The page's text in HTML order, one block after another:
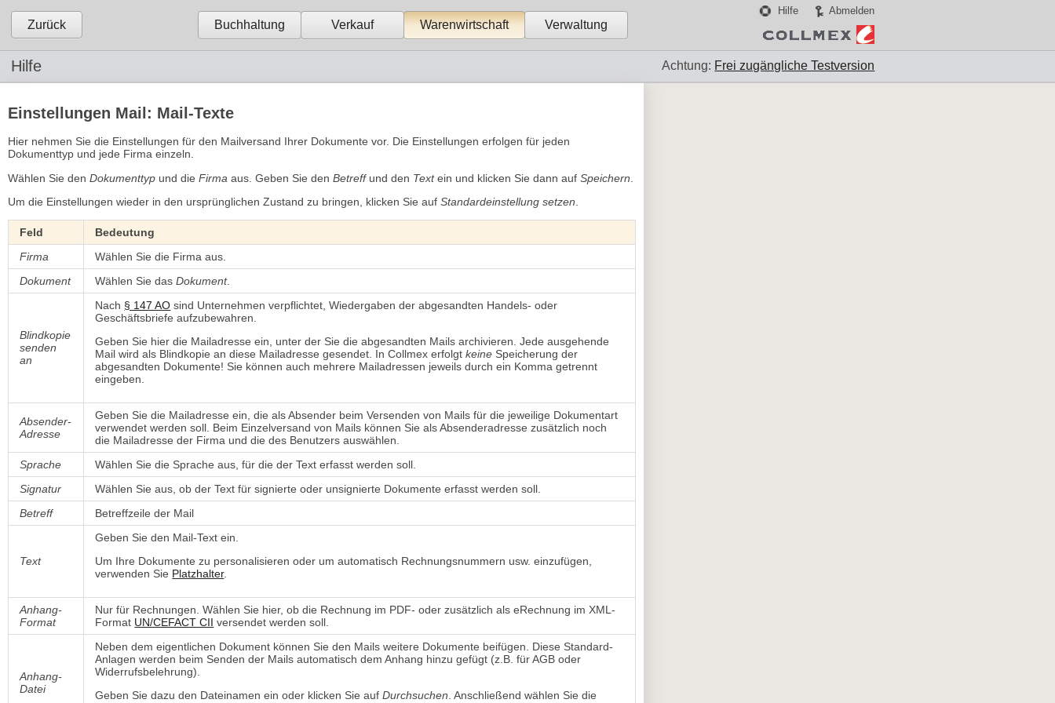
Zurück Buchhaltung Verkauf Warenwirtschaft Verwaltung
Hilfe Abmelden
Hilfe Achtung: Frei zugängliche Testversion
Einstellungen Mail: Mail-Texte
Hier nehmen Sie die Einstellungen für den Mailversand Ihrer Dokumente vor. Die Einstellungen erfolgen für jeden
Dokumenttyp und jede Firma einzeln.
Wählen Sie den Dokumenttyp und die Firma aus. Geben Sie den Betreffund den Textein und klicken Sie dann auf Speichern
Um die Einstellungen wieder in den ursprünglichen Zustand zu bringen, klicken Sie auf Standardeinstellung setzen.
Feld
Bedeutung
Firma
Wählen Sie die Firma aus.
Dokument
Wählen Sie dasDokument.
Blindkopie
senden
an
Nach § 147 AO sind Unternehmen verpflichtet, Wiedergaben der abgesandten Handels- oder
Geschäftsbriefe aufzubewahren.
Geben Sie hier die Mailadresse ein, unter der Sie die abgesandten Mails archivieren. Jede ausgehende
Mail wird als Blindkopie an diese Mailadresse gesendet. In Collmex erfolgtkeine Speicherung der
abgesandten Dokumente! Sie können auch mehrere Mailadressen jeweils durch ein Komma getrennt
eingeben.
Absender-
Adresse
Geben Sie die Mailadresse ein, die als Absender beim Versenden von Mails für die jeweilige Dokumentart
verwendet werden soll. Beim Einzelversand von Mails können Sie als Absenderadresse zusätzlich noch
die Mailadresse der Firma und die des Benutzers auswählen.
Sprache
Wählen Sie die Sprache aus, für die der Text erfasst werden soll.
Signatur
Wählen Sie aus, ob der Text für signierte oder unsignierte Dokumente erfasst werden soll.
Betreff
Betreffzeile der Mail
Text
Geben Sie den Mail-Text ein.
Um Ihre Dokumente zu personalisieren oder um automatisch Rechnungsnummern usw. einzufügen,
verwenden Sie Platzhalter.
Anhang-
Format
Nur für Rechnungen. Wählen Sie hier, ob die Rechnung im PDF- oder zusätzlich als eRechnung im XML-
Format UN/CEFACT CII versendet werden soll.
Anhang-
Datei
Neben dem eigentlichen Dokument können Sie den Mails weitere Dokumente beifügen. Diese Standard-
Anlagen werden beim Senden der Mails automatisch dem Anhang hinzu gefügt (z.B. für AGB oder
Widerrufsbelehrung).
Geben Sie dazu den Dateinamen ein oder klicken Sie aufDurchsuchen . Anschließend wählen Sie die